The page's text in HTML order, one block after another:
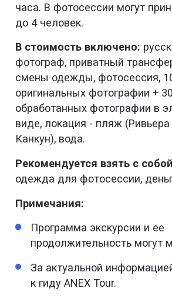
часа. В фотосессии могут
до 4 человек.
В стоимость включено:
фотограф, приватный
смены одежды, фотосессия,
оригинальных фотографии + 30
обработанных фотографии в
виде, локация - пляж
Канкун), вода.
Рекомендуется взять с
одежда для фотосессии,
Примечания:
Программа экскурсии и ее
продолжительность могут
За актуальной
к гиду АNEX Tour.